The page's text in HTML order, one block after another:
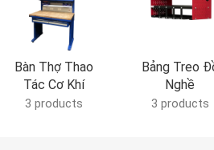
Bàn Thợ Thao
Tác Cơ Khí
3 products
Bảng Treo
Nghề
3 products